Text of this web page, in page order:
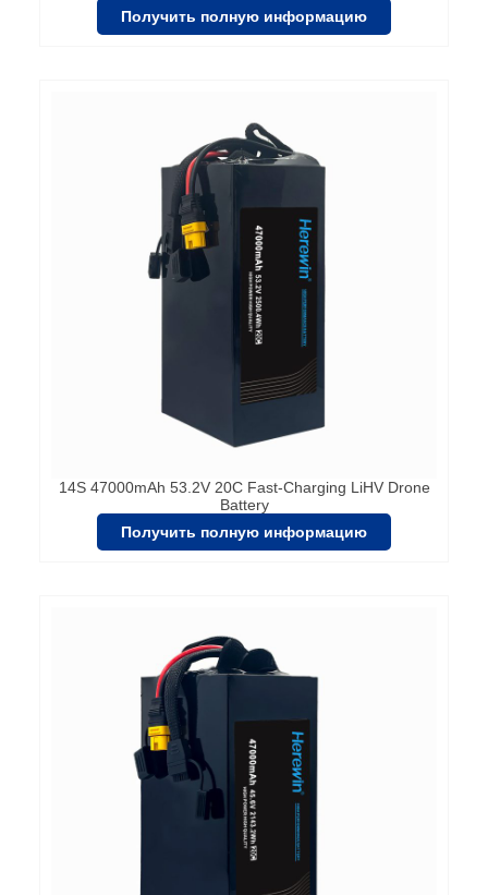
Получить полную информацию
14S 47000mAh 53.2V 20C Fast-Charging LiHV Drone
Battery
Получить полную информацию